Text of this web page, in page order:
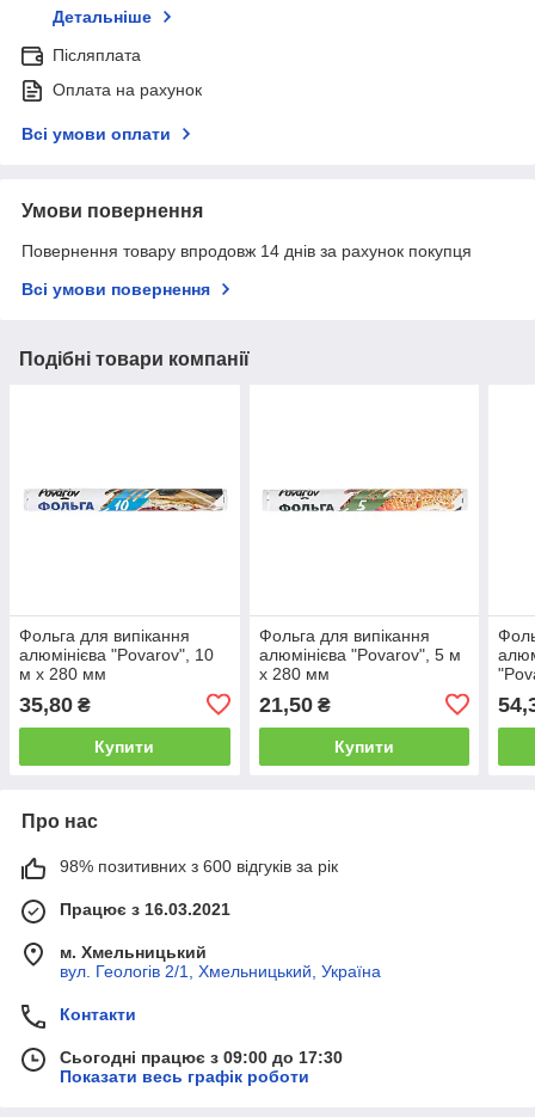
Детальніше
Післяплата
Оплата на рахунок
Всі умови оплати
Умови повернення
Повернення товару впродовж 14 днів за рахунок покупця
Всі умови повернення
Подібні товари компанії
Фольга для випікання
алюмінієва "Povarov", 10
м х 280 мм
35,80 ₴
Купити
Фольга для випікання
алюмінієва "Povarov", 5 м
х 280 мм
21,50₴
Купити
Про нас
98% позитивних з 600 відгуків за рік
Працює з 16.03.2021
м. Хмельницький
вул. Геологів 2/1, Хмельницький, Україна
Контакти
Сьогодні працює з 09:00 до 17:30
Показати весь графік роботи